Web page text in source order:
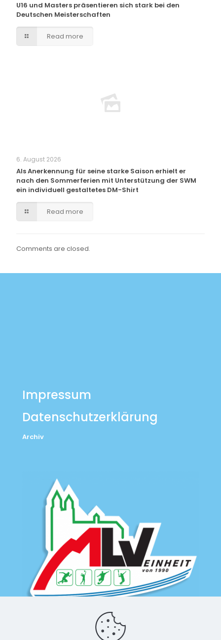
U16 und Masters präsentieren sich stark bei den
Deutschen Meisterschaften
Read more
6. August 2026
Als Anerkennung für seine starke Saison erhielt er
nach den Sommerferien mit Unterstützung der SWM
ein individuell gestaltetes DM-Shirt
Read more
Comments are closed.
Impressum
Datenschutzerklärung
Archiv